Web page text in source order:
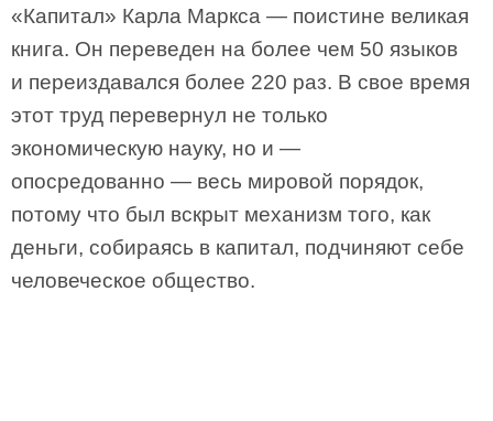
«Капитал» Карла Маркса — поистине великая
книга. Он переведен на более чем 50 языков
и переиздавался более 220 раз. В свое время
этот труд перевернул не только
экономическую науку, но и —
опосредованно — весь мировой порядок,
потому что был вскрыт механизм того, как
деньги, собираясь в капитал, подчиняют себе
человеческое общество.